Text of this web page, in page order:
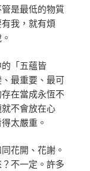
是最低的物質
我，就有煩
「五蘊皆
最重要、最可
在當成永恆不
不會放在心
太嚴重。
花開、花謝。
不一定。許多